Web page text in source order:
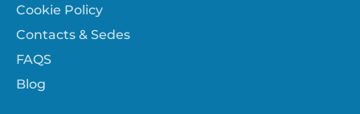
Cookie Policy
Contacts & Sedes
FAQS
Blog